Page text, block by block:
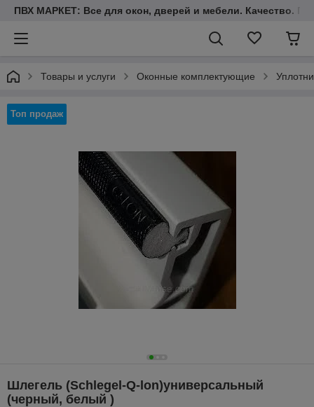
ПВХ МАРКЕТ: Все для окон, дверей и мебели. Качество.
Товары и услуги Оконные комплектующие
Топ продаж
Шлегель (Schlegel-Q-lon)универсальный
(черный, белый )